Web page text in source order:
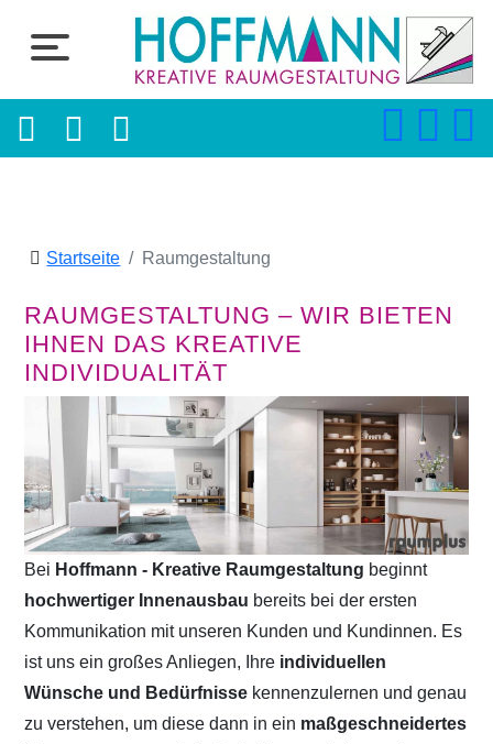
Startseite Raumgestaltung
RAUMGESTALTUNG – WIR BIETEN
IHNEN DAS KREATIVE
INDIVIDUALITÄT
Bei Hoffmann - Kreative Raumgestaltung beginnt
hochwertiger Innenausbau bereits bei der ersten
Kommunikation mit unseren Kunden und Kundinnen. Es
ist uns ein großes Anliegen, Ihre individuellen
Wünsche und Bedürfnisse kennenzulernen und genau
zu verstehen, um diese dann in ein maßgeschneidertes